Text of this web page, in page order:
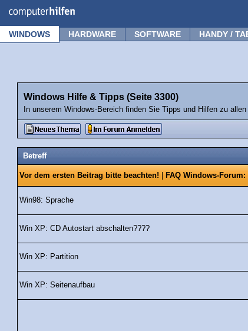
WINDOWS HARDWARE SOFTWARE HANDY /
Windows Hilfe & Tipps (Seite 3300)
In unserem Windows-Bereich finden Sie Tipps und Hilfen zu
Betreff
Vor dem ersten Beitrag bitte beachten! FAQ Windows-
Win98: Sprache
Win XP: CD Autostart abschalten????
Win XP: Partition
Win XP: Seitenaufbau